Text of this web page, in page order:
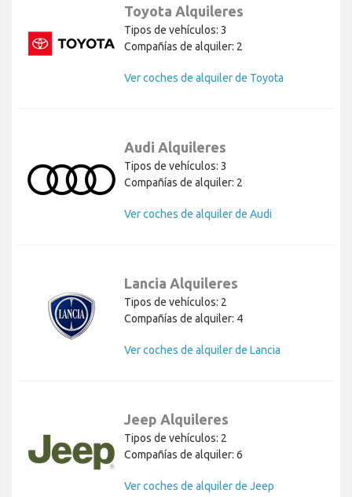
Toyota Alquileres
Tipos de vehículos: 3
Compañías de alquiler: 2
Ver coches de alquiler de Toyota
Audi Alquileres
Tipos de vehículos: 3
Compañías de alquiler: 2
Ver coches de alquiler de Audi
Lancia Alquileres
Tipos de vehículos: 2
Compañías de alquiler: 4
Ver coches de alquiler de Lancia
Jeep Alquileres
Tipos de vehículos: 2
Compañías de alquiler: 6
Ver coches de alquiler de Jeep